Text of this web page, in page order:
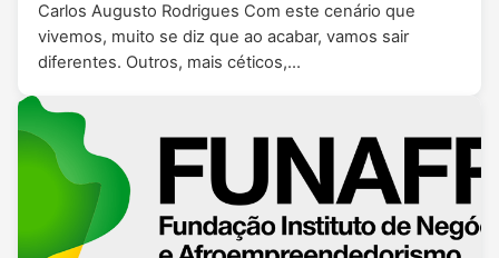
Carlos Augusto Rodrigues Com este cenário que
vivemos, muito se diz que ao acabar, vamos sair
diferentes. Outros, mais céticos,…